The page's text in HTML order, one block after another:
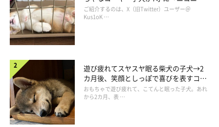
お口をパクパクとして「食べた感」をアピール？
@muchi21067312
まるでむうちゃんも「今食べましたよ」というかのように、
ーモグモグし始めました（笑） ちいくんが食べている姿を見
コ“コーギースマイル”が魅力のコに成
長！
ご紹介するのは、X（旧Twitter）ユーザー＠
Kus1oK …
遊び疲れてスヤスヤ眠る柴犬の子犬→2
カ月後、笑顔としっぽで喜びを表すコに
成長！
おもちゃで遊び疲れて、こてんと眠った子犬。あれ
から2カ月、表 …